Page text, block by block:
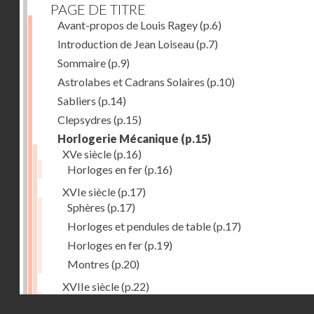
PAGE DE TITRE
Avant-propos de Louis Ragey(p.6)
Introduction de Jean Loiseau(p.7)
Sommaire(p.9)
Astrolabes et Cadrans Solaires (p.10)
Sabliers (p.14)
Clepsydres (p.15)
Horlogerie Mécanique (p.15)
XVe siècle(p.16)
Horloges en fer(p.16)
XVIe siècle(p.17)
Sphères (p.17)
Horloges et pendules de table(p.17)
Horloges en fer(p.19)
Montres (p.20)
XVIIe siècle(p.22)